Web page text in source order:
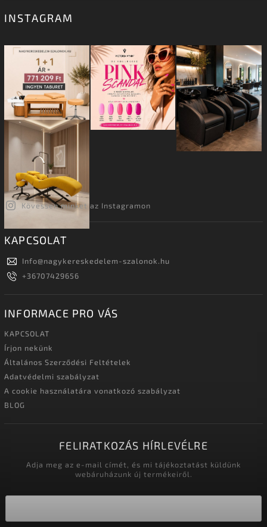
INSTAGRAM
Kövessen minket az Instagramon
KAPCSOLAT
Info@nagykereskedelem-szalonok.hu
+36707429656
INFORMACE PRO VÁS
KAPCSOLAT
Írjon nekünk
Általános Szerződési Feltételek
Adatvédelmi szabályzat
A cookie használatára vonatkozó szabályzat
BLOG
FELIRATKOZÁS HÍRLEVÉLRE
Adja meg az e-mail címét, és mi tájékoztatást küldünk
webáruházunk új termékeiről.